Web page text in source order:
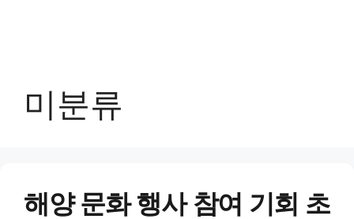
미분류
해양 문화 행사 참여 기회 초